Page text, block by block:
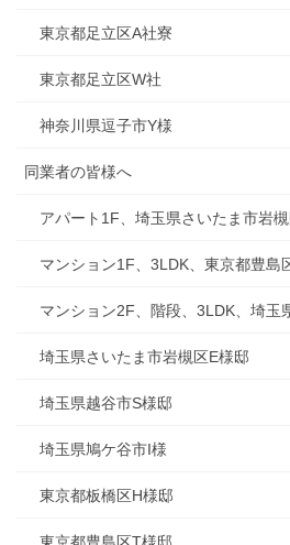
東京都足立区A社寮
東京都足立区W社
神奈川県逗子市Y様
同業者の皆様へ
アパート1F、埼玉県さいたま市岩
マンション1F、3LDK、東京都豊島
マンション2F、階段、3LDK、埼玉
埼玉県さいたま市岩槻区E様邸
埼玉県越谷市S様邸
埼玉県鳩ケ谷市I様
東京都板橋区H様邸
東京都豊島区T様邸